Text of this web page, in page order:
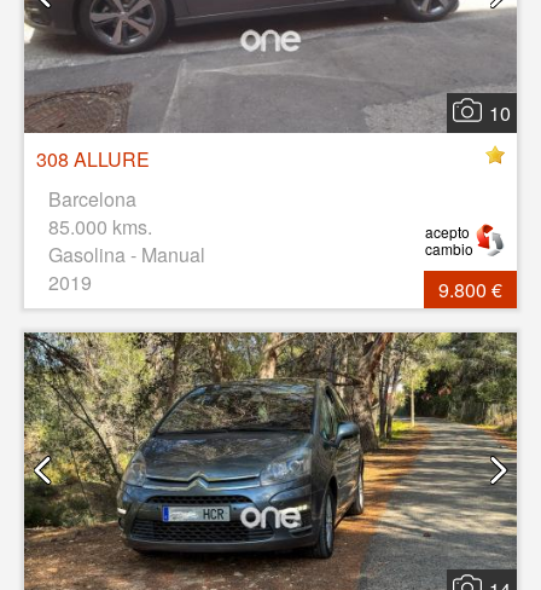
10
308 ALLURE
Barcelona
85.000 kms.
Gasolina - Manual
2019
9.800 €
acepto
cambio